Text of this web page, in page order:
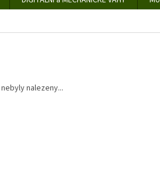
nebyly nalezeny...